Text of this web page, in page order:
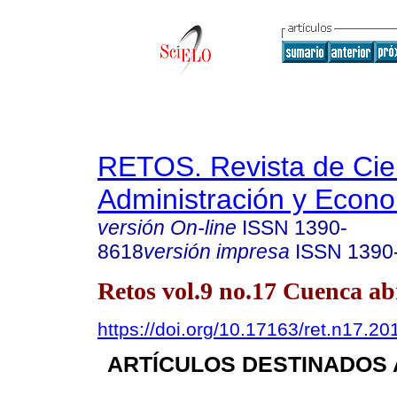
RETOS. Revista de
Administración y
versión On-line ISSN 1390-
8618versión impresa ISSN
Retos vol.9 no.17 Cuenca
https://doi.org/10.17163/
ARTÍCULOS DESTINADOS